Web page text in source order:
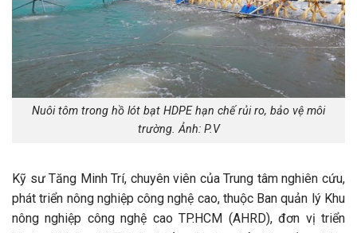
Nuôi tôm trong hồ lót bạt HDPE hạn chế rủi ro, bảo vệ môi
trường. Ảnh: P.V
Kỹ sư Tăng Minh Trí, chuyên viên của Trung tâm nghiên cứu,
phát triển nông nghiệp công nghệ cao, thuộc Ban quản lý Khu
nông nghiệp công nghệ cao TP.HCM (AHRD), đơn vị triển